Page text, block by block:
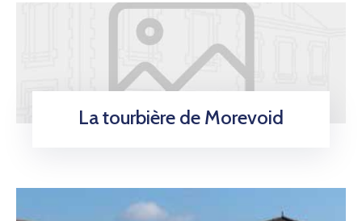
La tourbière de Morevoid